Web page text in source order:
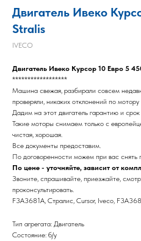
Двигатель Ивеко
Stralis
IVECO
Двигатель Ивеко Курсор 10 Евро 5
******************
Машина свежая, разбирали совсем
проверяли, никаких отклонений по
Дадим на этот двигатель гарантию и срок
Такие моторы снимаем только с
чистая, хорошая.
Все документы предоставим.
По договоренности можем при вас снять
По цене - уточняйте, зависит от
Звоните, спрашивайте, приезжайте,
проконсультировать.
F3A3681A, Стралис, Cursor, Iveco,
Тип агрегата: Двигатель
Состояние: б/у